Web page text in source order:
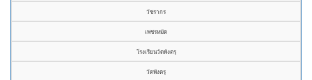
วัชรากร
เพชรหมัด
โรงเรียนวัดพังตรุ
วัดพังตรุ